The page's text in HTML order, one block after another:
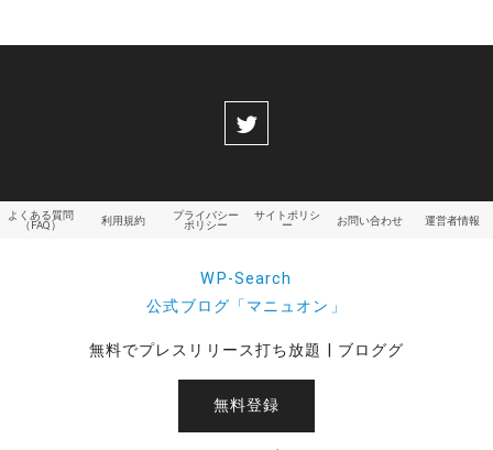
よくある質問
（FAQ）
利用規約
プライバシー
ポリシー
サイトポリシ
ー
お問い合わせ 運営者情報
WP-Search
公式ブログ「マニュオン」
無料でプレスリリース打ち放題 | ブロググ
無料登録